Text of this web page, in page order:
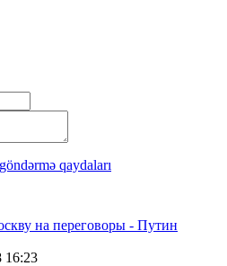
qaydaları
16:23